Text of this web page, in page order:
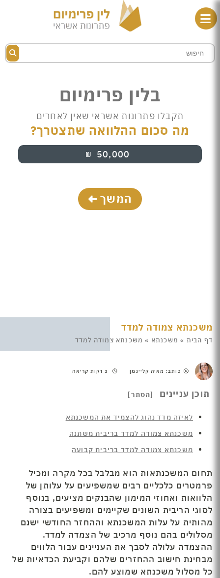
בלין פרימיום
תקבלו פתרונות אשראי שאין לאחרים
מה סכום ההלוואה שתצטרך?
50,000
₪
המשך
משכנתא צמודה למדד
דף הבית » משכנתא »משכנתא צמודה למדד
כותב: מאיה קליינמן
תוכן עניינים
לאיזה מדד נהוג להצמיד את המשכנתא
משכנתא צמודה למדד בריבית משתנה
משכנתא צמודה למדד בריבית קבועה
תחום המשכנתאות הוא מבלבל בכל מקרה ומכיל
פרמטרים כלכליים רבים שמשפיעים על עלותן של
הלוואות ואחוזי המימון שהבנקים מציעים, בנוסף
לסוגי הריבית השונים שקיימים ומשפיעים בצורה
מהותית על עלות המשכנתא וההחזר החודשי ישנם
מסלולים בהם נוסף מרכיב של הצמדה למדד.
ההצמדה עלולה לסבך את העניינים עבור הלווים
מבחינת חישוב ההחזרים שלהם וקביעת הכדאיות של
כל מסלול משכנתא שמוצע להם.